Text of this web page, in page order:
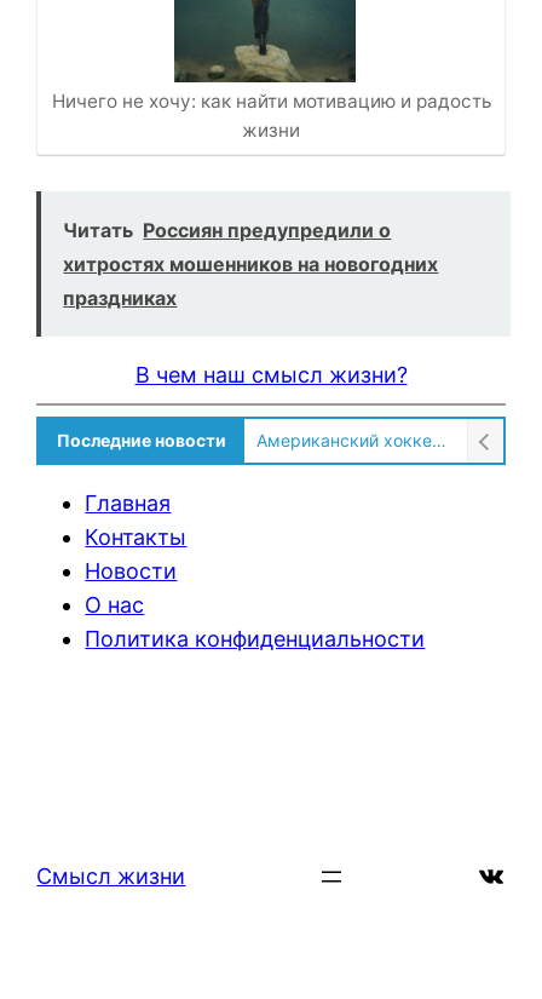
Ничего не хочу: как найти мотивацию и радость
жизни
Читать Россиян предупредили о
хитростях мошенников на новогодних
праздниках
В чем наш смысл жизни?
Последние новости Американский хоккеист рассказал о культурном шоке после переезда в Россию!
Главная
Контакты
Новости
О нас
Политика конфиденциальности
Смысл жизни